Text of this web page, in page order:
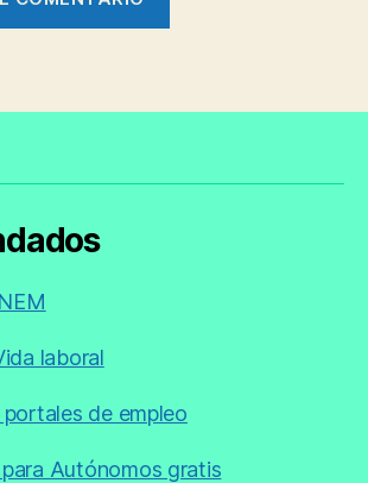
laboral
portales de empleo
Autónomos gratis